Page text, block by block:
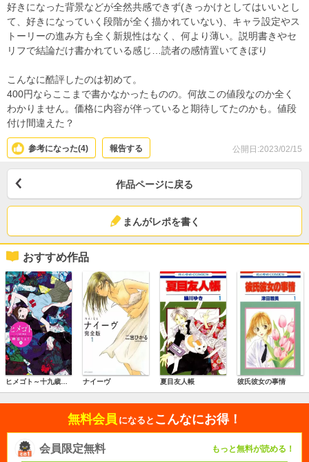
好きになった背景などが全然共感できず(きっかけとしてはいいとし
て、好きになっていく段階が全く描かれていない)、キャラ設定やス
トーリーの進み方も全く新規性はなく、何より薄い。説明書きやセ
リフで結論だけ書かれている感じ…読者の感情置いてきぼり
こんなに酷評したのは初めて。
400円ならここまで書かなかったものの。何故この値段なのか全く
わかりません。価格に内容が伴っていると期待してたのかも。値段
付け間違えた？
公開日:2023/02/15
参考になった(4) 報告する
作品ページに戻る
まんがレポを書く
おすすめ作品
ナイーヴ 夏目友人帳 彼氏彼女の事情
無料会員 になると こんなにお得！
会員限定無料 もっと無料が読める！